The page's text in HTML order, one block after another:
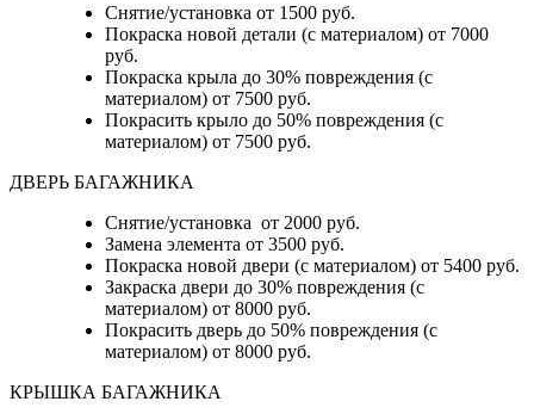
Снятие/установка от 1500 руб.
Покраска новой детали (с материалом) от 7000
руб.
Покраска крыла до 30% повреждения (с
материалом) от 7500 руб.
Покрасить крыло до 50% повреждения (с
материалом) от 7500 руб.
ДВЕРЬ БАГАЖНИКА
Снятие/установка от 2000 руб.
Замена элемента от 3500 руб.
Покраска новой двери (с материалом) от 5400 руб.
Закраска двери до 30% повреждения (с
материалом) от 8000 руб.
Покрасить дверь до 50% повреждения (с
материалом) от 8000 руб.
КРЫШКА БАГАЖНИКА